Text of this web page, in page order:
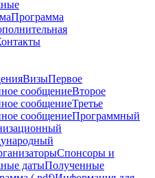
Программа
ВизыПервое
сообщениеВторое
сообщениеТретье
сообщениеПрограммный
Спонсоры и
датыПолученные